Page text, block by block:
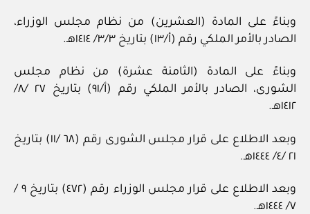
وبناءً على المادة (العشرين) من نظام مجلس الوزراء،
الصادر بالأمر الملكي رقم (أ/١٣) بتاريخ ٣/٣/ ١٤١٤هـ.
وبناءً على المادة (الثامنة عشرة) من نظام مجلس
الشورى، الصادر بالأمر الملكي رقم (أ/٩١) بتاريخ ٢٧ /٨/
١٤١٢هـ.
وبعد الاطلاع على قرار مجلس الشورى رقم (٦٨ /١١) بتاريخ
٢١ /٤/ ١٤٤٤هـ.
وبعد الاطلاع على قرار مجلس الوزراء رقم (٤٧٢) بتاريخ ٩ /
٧/ ١٤٤٤هـ.